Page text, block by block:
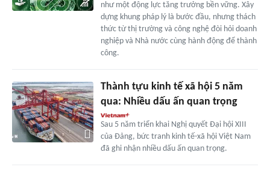
như một động lực tăng trưởng bền vững. Xây
dựng khung pháp lý là bước đầu, nhưng thách
thức từ thị trường và công nghệ đòi hỏi doanh
nghiệp và Nhà nước cùng hành động để thành
công.
Thành tựu kinh tế xã hội 5 năm
qua: Nhiều dấu ấn quan trọng
Sau 5 năm triển khai Nghị quyết Đại hội XIII
của Đảng, bức tranh kinh tế-xã hội Việt Nam
đã ghi nhận nhiều dấu ấn quan trọng.